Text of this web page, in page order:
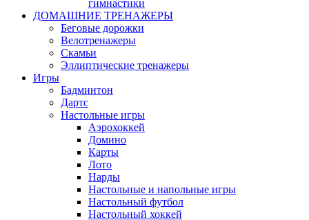
гимнастики
ДОМАШНИЕ ТРЕНАЖЕРЫ
Беговые дорожки
Велотренажеры
Скамьи
Эллиптические тренажеры
Игры
Бадминтон
Дартс
Настольные игры
Аэрохоккей
Домино
Карты
Лото
Нарды
Настольные и напольные игры
Настольный футбол
Настольный хоккей